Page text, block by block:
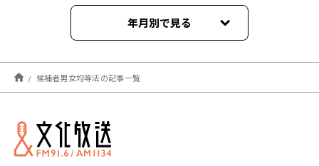
年月別で見る
2021年10月
候補者男女均等法の記事一覧